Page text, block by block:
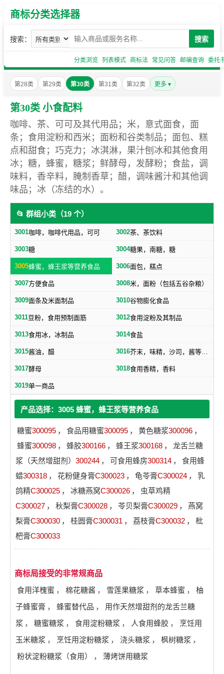
商标分类选择器
搜索： 搜索
分类浏览 列表模式 商标法 常见问答 邮编查询 委托
第28类 第29类 第30类 第31类 第32类 更多 ▾
第30类 小食配料
咖啡、茶、可可及其代用品；米，意式面食，面
条；食用淀粉和西米；面粉和谷类制品；面包、糕
点和甜食；巧克力；冰淇淋，果汁刨冰和其他食用
冰；糖，蜂蜜，糖浆；鲜酵母，发酵粉；食盐，调
味料，香辛料，腌制香草；醋，调味酱汁和其他调
味品；冰（冻结的水）。
📂 群组小类（19 个）
3001咖啡，咖啡代用品，可可 3002茶、茶饮料
3003糖 3004糖果，南糖，糖
3005蜂蜜，蜂王浆等营养食品 3006面包，糕点
3007方便食品 3008米，面粉（包括五谷杂粮）
3009面条及米面制品 3010谷物膨化食品
3011豆粉，食用预制面筋 3012食用淀粉及其制品
3013食用冰，冰制品 3014食盐
3015酱油，醋 3016 芥末，味精，沙司，酱等调味品
3017酵母 3018食用香精，香料
3019单一商品
产品选择：3005 蜂蜜，蜂王浆等营养食品
糖蜜300095 ， 食品用糖蜜300095 ， 黄色糖浆300096 ，
蜂蜜300098 ， 蜂胶300166 ， 蜂王浆300168 ，
龙舌兰糖
浆（天然增甜剂） 300244 ， 可食用蜂房300314 ，
食用蜂
蜡300318 ， 花粉健身膏C300023 ， 龟苓膏C300024 ，
乳
鸽精C300025 ， 冰糖燕窝C300026 ，
虫草鸡精
C300027 ， 秋梨膏C300028 ， 苓贝梨膏C300029 ，
燕窝
梨膏C300030 ， 桂圆膏C300031 ， 荔枝膏C300032 ，
枇
杷膏C300033
商标局接受的非常规商品
食用洋槐蜜 ， 棉花糖酱 ， 雪莲果糖浆 ， 草本蜂蜜 ，
柚
子蜂蜜膏 ， 蜂蜜替代品 ，
用作天然增甜剂的龙舌兰糖
浆 ， 糖蜜糖浆 ， 食用淀粉糖浆 ， 人食用蜂胶 ，
烹饪用
玉米糖浆 ， 烹饪用淀粉糖浆 ， 浇头糖浆 ， 枫树糖浆 ，
粉状淀粉糖浆（食用）
， 薄烤饼用糖浆